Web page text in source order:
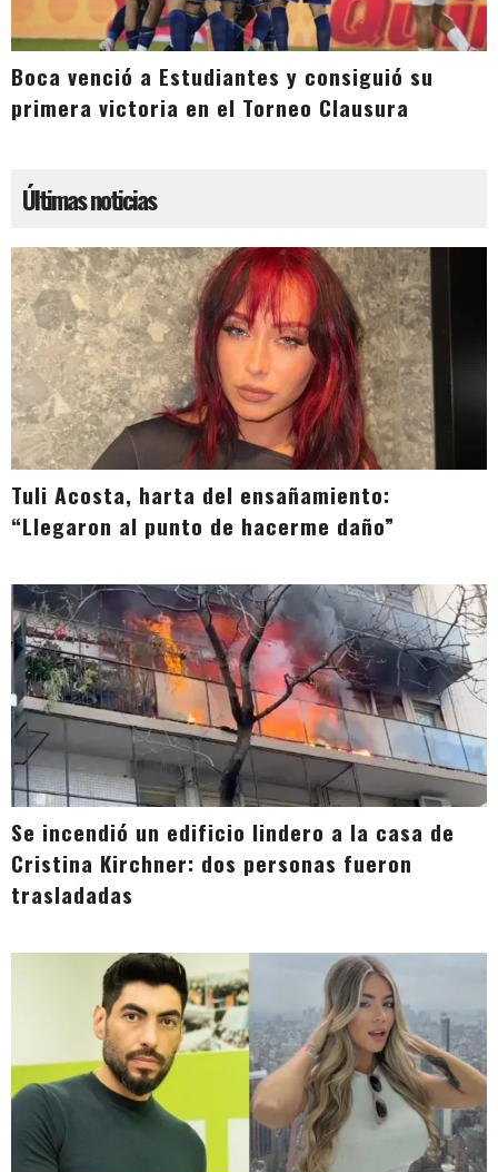
Boca venció a Estudiantes y consiguió su
primera victoria en el Torneo Clausura
Últimas noticias
Tuli Acosta, harta del ensañamiento:
“Llegaron al punto de hacerme daño”
Se incendió un edificio lindero a la casa de
Cristina Kirchner: dos personas fueron
trasladadas